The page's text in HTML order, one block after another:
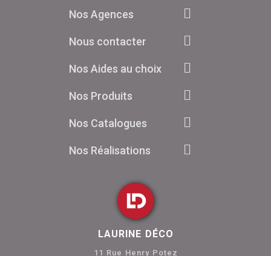
Nos Agences
Nous contacter
Nos Aides au choix
Nos Produits
Nos Catalogues
Nos Réalisations
LAURINE DÉCO
11 Rue Henry Potez